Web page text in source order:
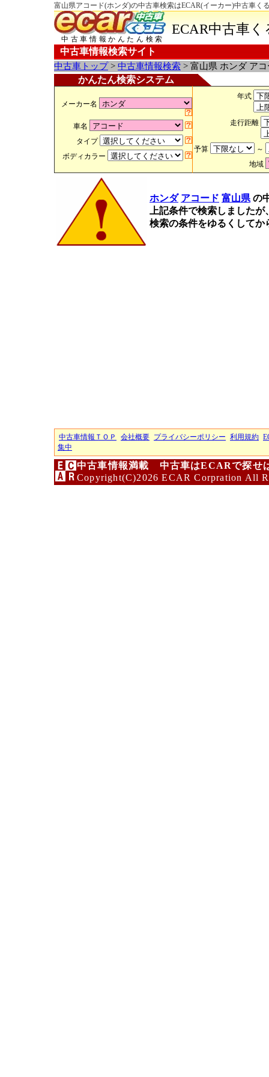
富山県アコード(ホンダ)の中古車検索はECAR(イーカー)中古車く
中古車情報かんたん検索
ECAR中古車
中古車情報検索サイト
中古車トップ> 中古車情報検索 > 富山県 ホンダ ア
かんたん検索システム
メーカー名
車名
タイプ
ボディカラー
年式
走行距離
予算
～
地域
ホンダ アコード 富山県 の
上記条件で検索しました
検索の条件をゆるくして
中古車情報ＴＯＰ 会社概要 プライバシーポリシー 利用規約
集中
中古車情報満載 中古車はECARで探せ
Copyright(C)2026 ECAR Corpration All